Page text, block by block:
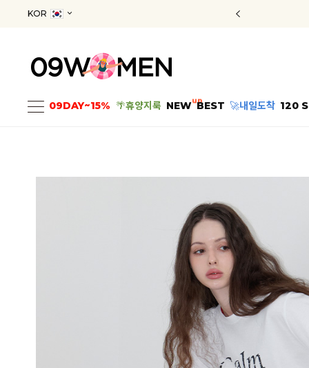
KOR
09DAY~15% 🌴휴양지룩 NEWupBEST 🚀내일도착 120